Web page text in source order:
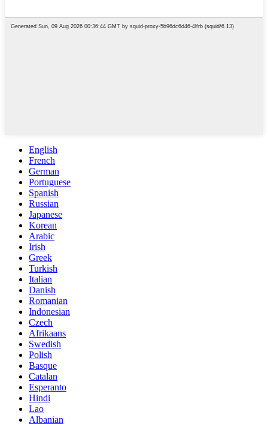
English
French
German
Portuguese
Spanish
Russian
Japanese
Korean
Arabic
Irish
Greek
Turkish
Italian
Danish
Romanian
Indonesian
Czech
Afrikaans
Swedish
Polish
Basque
Catalan
Esperanto
Hindi
Lao
Albanian